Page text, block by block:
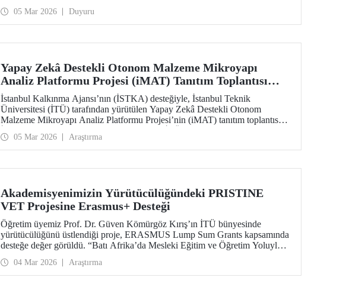
05 Mar 2026 Duyuru
Yapay Zekâ Destekli Otonom Malzeme Mikroyapı
Analiz Platformu Projesi (iMAT) Tanıtım Toplantısı
Düzenlendi
İstanbul Kalkınma Ajansı’nın (İSTKA) desteğiyle, İstanbul Teknik
Üniversitesi (İTÜ) tarafından yürütülen Yapay Zekâ Destekli Otonom
Malzeme Mikroyapı Analiz Platformu Projesi’nin (iMAT) tanıtım toplantısı
Mandal, İSTKA Yönetim Kurulu Üyesi ve Genel Sekreteri Dr. Ziya Taşkent
ve proje ortağı Türkiye Döküm Sanayicileri Derneği (TÜDÖKSAD) Genel
05 Mar 2026 Araştırma
Akademisyenimizin Yürütücülüğündeki PRISTINE
VET Projesine Erasmus+ Desteği
Öğretim üyemiz Prof. Dr. Güven Kömürgöz Kırış’ın İTÜ bünyesinde
yürütücülüğünü üstlendiği proje, ERASMUS Lump Sum Grants kapsamında
desteğe değer görüldü. “Batı Afrika’da Mesleki Eğitim ve Öğretim Yoluyla
Teşvik Edilmesi (PRISTINE VET)” projesi, 2 yıl süreyle 6 ülkeden
paydaşlar tarafından yürütülecek.
04 Mar 2026 Araştırma